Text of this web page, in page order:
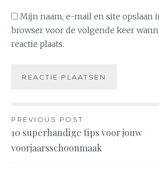
Mijn naam, e-mail en site opslaan
browser voor de volgende keer
reactie plaats.
Bericht
navigatie
PREVIOUS POST
10 superhandige tips voor jouw
voorjaarsschoonmaak